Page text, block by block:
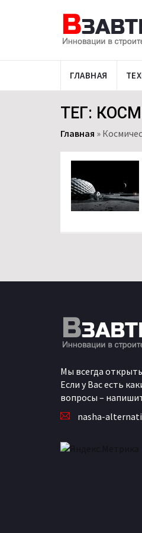
ГЛАВНАЯ
ТЕГ:
Главная »
Мы всегда
Если у Вас есть
вопросы –
nasha-